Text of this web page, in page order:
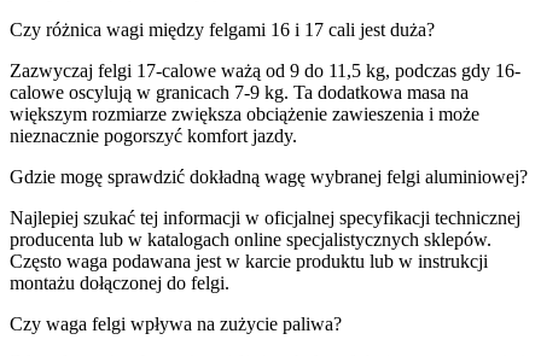
Czy różnica wagi między felgami 16 i 17 cali jest duża?
Zazwyczaj felgi 17-calowe ważą od 9 do 11,5 kg, podczas gdy 16-
calowe oscylują w granicach 7-9 kg. Ta dodatkowa masa na
większym rozmiarze zwiększa obciążenie zawieszenia i może
nieznacznie pogorszyć komfort jazdy.
Gdzie mogę sprawdzić dokładną wagę wybranej felgi aluminiowej?
Najlepiej szukać tej informacji w oficjalnej specyfikacji technicznej
producenta lub w katalogach online specjalistycznych sklepów.
Często waga podawana jest w karcie produktu lub w instrukcji
montażu dołączonej do felgi.
Czy waga felgi wpływa na zużycie paliwa?